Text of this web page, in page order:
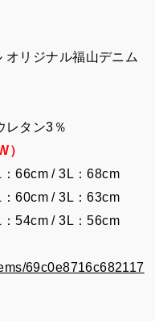
リジナル福山デニム
レタン3％
）
：66cm / 3L：68cm
：60cm / 3L：63cm
：54cm / 3L：56cm
69c0e8716c682117